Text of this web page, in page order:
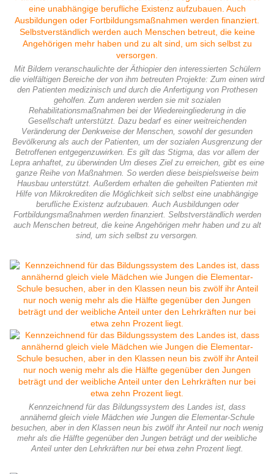
Mit Bildern veranschaulichte der Äthiopier den interessierten Schülern
die vielfältigen Bereiche der von ihm betreuten Projekte: Zum einen wird
den Patienten medizinisch und durch die Anfertigung von Prothesen
geholfen. Zum anderen werden sie mit sozialen
Rehabilitationsmaßnahmen bei der Wiedereingliederung in die
Gesellschaft unterstützt. Dazu bedarf es einer weitreichenden
Veränderung der Denkweise der Menschen, sowohl der gesunden
Bevölkerung als auch der Patienten, um der sozialen Ausgrenzung der
Betroffenen entgegenzuwirken. Es gilt das Stigma, das vor allem der
Lepra anhaftet, zu überwinden Um dieses Ziel zu erreichen, gibt es eine
ganze Reihe von Maßnahmen. So werden diese beispielsweise beim
Hausbau unterstützt. Außerdem erhalten die geheilten Patienten mit
Hilfe von Mikrokrediten die Möglichkeit sich selbst eine unabhängige
berufliche Existenz aufzubauen. Auch Ausbildungen oder
Fortbildungsmaßnahmen werden finanziert. Selbstverständlich werden
auch Menschen betreut, die keine Angehörigen mehr haben und zu alt
sind, um sich selbst zu versorgen.
Kennzeichnend für das Bildungssystem des Landes ist, dass
annähernd gleich viele Mädchen wie Jungen die Elementar-Schule
besuchen, aber in den Klassen neun bis zwölf ihr Anteil nur noch wenig
mehr als die Hälfte gegenüber den Jungen beträgt und der weibliche
Anteil unter den Lehrkräften nur bei etwa zehn Prozent liegt.